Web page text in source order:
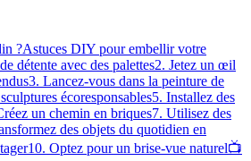
?Astuces DIY pour embellir votre
détente avec des palettes2. Jetez un œil
3. Lancez-vous dans la peinture de
écoresponsables5. Installez des
un chemin en briques7. Utilisez des
des objets du quotidien en
10. Optez pour un brise-vue naturel📺